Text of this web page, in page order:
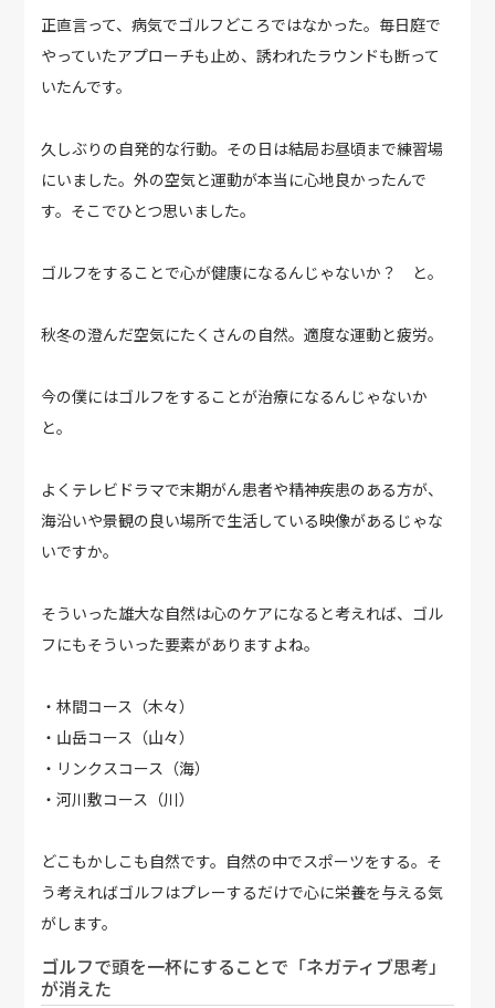
正直言って、病気でゴルフどころではなかった。毎日庭で
やっていたアプローチも止め、誘われたラウンドも断って
いたんです。
久しぶりの自発的な行動。その日は結局お昼頃まで練習場
にいました。外の空気と運動が本当に心地良かったんで
す。そこでひとつ思いました。
ゴルフをすることで心が健康になるんじゃないか？ と。
秋冬の澄んだ空気にたくさんの自然。適度な運動と疲労。
今の僕にはゴルフをすることが治療になるんじゃないか
と。
よくテレビドラマで末期がん患者や精神疾患のある方が、
海沿いや景観の良い場所で生活している映像があるじゃな
いですか。
そういった雄大な自然は心のケアになると考えれば、ゴル
フにもそういった要素がありますよね。
・林間コース（木々）
・山岳コース（山々）
・リンクスコース（海）
・河川敷コース（川）
どこもかしこも自然です。自然の中でスポーツをする。そ
う考えればゴルフはプレーするだけで心に栄養を与える気
がします。
ゴルフで頭を一杯にすることで「ネガティブ思考」
が消えた